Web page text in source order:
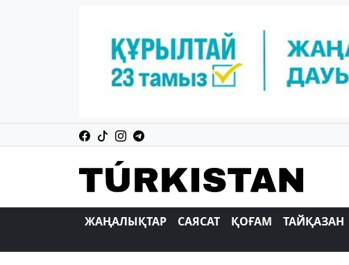
ЖАҢАЛЫҚТАР САЯСАТ ҚОҒАМ ТАЙҚАЗАН